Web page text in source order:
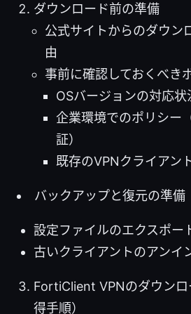
ダウンロード前の準備
公式サイトからのダウン
由
事前に確認しておくべき
OSバージョンの対応状
企業環境でのポリシー
証）
既存のVPNクライアン
バックアップと復元の準備
設定ファイルのエクスポー
古いクライアントのアンイ
FortiClient VPNのダウンロ
得手順）